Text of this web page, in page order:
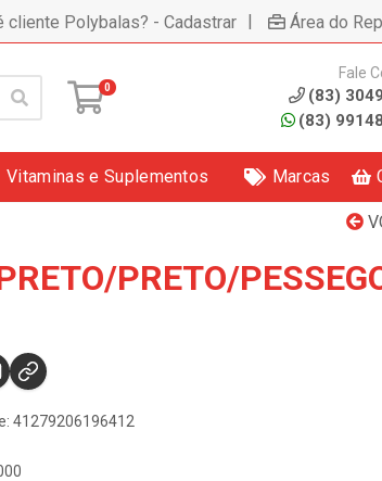
cliente Polybalas? - Cadastrar | Área do
0
Fale
(83)
(83)
Vitaminas e Suplementos Marcas
PRETO/
41279206196412